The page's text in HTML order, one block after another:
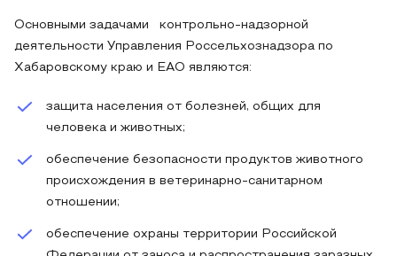
Основными задачами контрольно-надзорной
деятельности Управления Россельхознадзора по
Хабаровскому краю и ЕАО являются:
защита населения от болезней, общих для
человека и животных;
обеспечение безопасности продуктов животного
происхождения в ветеринарно-санитарном
отношении;
обеспечение охраны территории Российской